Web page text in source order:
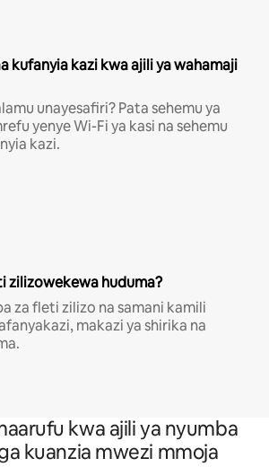
kufanyia kazi kwa ajili ya wahamaji
unayesafiri? Pata sehemu ya
yenye Wi-Fi ya kasi na sehemu
kazi.
zilizowekewa huduma?
za fleti zilizo na samani kamili
makazi ya shirika na
kwa ajili ya nyumba
kuanzia mwezi mmoja